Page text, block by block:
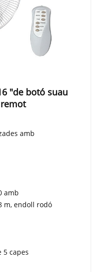
"de botó suau
amb
amb
m, endoll rodó
5 capes